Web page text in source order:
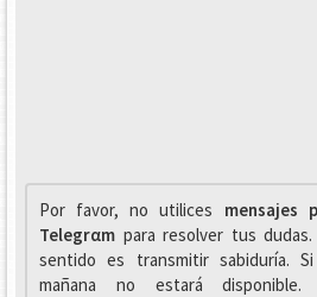
Por favor, no utilices mensajes
Telegrαm para resolver tus dudas.
sentido es transmitir sabiduría.
mañana no estará disponible.